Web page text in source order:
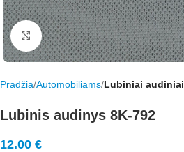
Rodyti nuotrauką visame ekrane
Pradžia Automobiliams Lubiniai audiniai
Lubinis audinys 8K-792
12.00 €